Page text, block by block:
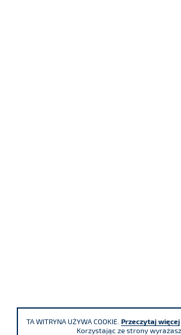
TA WITRYNA UŻYWA COOKIE. Przeczytaj więcej
Korzystając ze strony